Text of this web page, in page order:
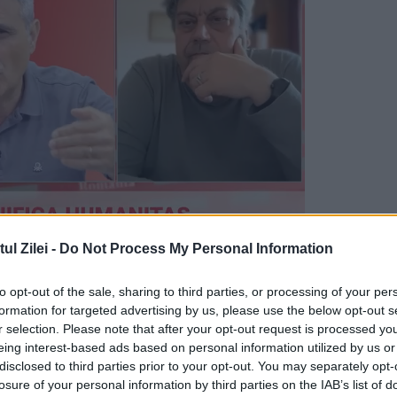
Zilei - Do Not Process My Personal Information
opt-out of the sale, sharing to third parties, or processing of your
for targeted advertising by us, please use the below opt-out
selection. Please note that after your opt-out request is processed
interest-based ads based on personal information utilized by us
to third parties prior to your opt-out. You may separately
of your personal information by third parties on the IAB’s list of
tradițională nu este un partid învechit,
a societății civile și a bisericii.
un referendum pe data de 7 octombrie